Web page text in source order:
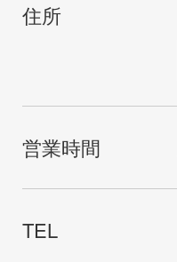
住所
営業時間
TEL